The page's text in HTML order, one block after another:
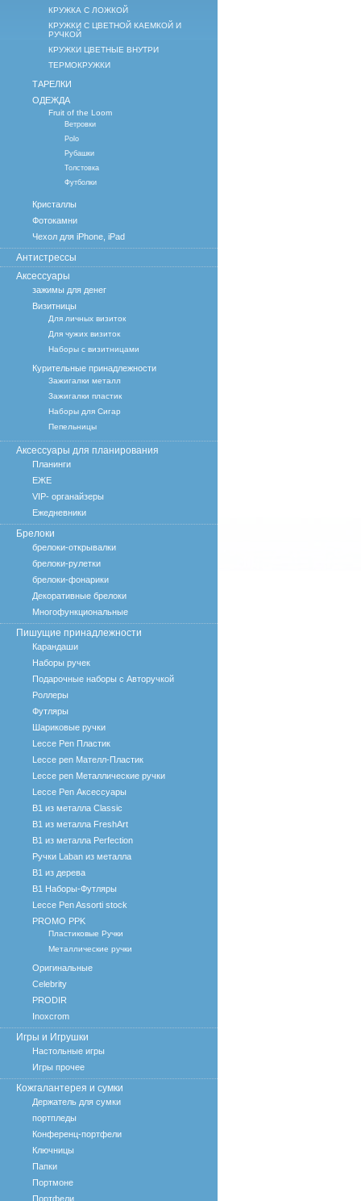
КРУЖКА С ЛОЖКОЙ
КРУЖКИ С ЦВЕТНОЙ КАЕМКОЙ И
РУЧКОЙ
КРУЖКИ ЦВЕТНЫЕ ВНУТРИ
ТЕРМОКРУЖКИ
ТАРЕЛКИ
ОДЕЖДА
Fruit of the Loom
Ветровки
Polo
Рубашки
Толстовка
Футболки
Кристаллы
Фотокамни
Чехол для iPhone, iPad
Антистрессы
Аксессуары
зажимы для денег
Визитницы
Для личных визиток
Для чужих визиток
Наборы с визитницами
Курительные принадлежности
Зажигалки металл
Зажигалки пластик
Наборы для Сигар
Пепельницы
Аксессуары для планирования
Планинги
ЕЖЕ
VIP- органайзеры
Ежедневники
Брелоки
брелоки-открывалки
брелоки-рулетки
брелоки-фонарики
Декоративные брелоки
Многофункциональные
Пишущие принадлежности
Карандаши
Наборы ручек
Подарочные наборы с Авторучкой
Роллеры
Футляры
Шариковые ручки
Lecce Pen Пластик
Lecce pen Мателл-Пластик
Lecce pen Металлические ручки
Lecce Pen Аксессуары
B1 из металла Classic
B1 из металла FreshArt
B1 из металла Perfection
Ручки Laban из металла
B1 из дерева
B1 Наборы-Футляры
Lecce Pen Assorti stock
PROMO PPK
Пластиковые Ручки
Металлические ручки
Оригинальные
Celebrity
PRODIR
Inoxcrom
Игры и Игрушки
Настольные игры
Игры прочее
Кожгалантерея и сумки
Держатель для сумки
портпледы
Конференц-портфели
Ключницы
Папки
Портмоне
Портфели